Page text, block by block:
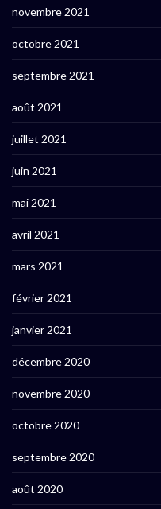
novembre 2021
octobre 2021
septembre 2021
août 2021
juillet 2021
juin 2021
mai 2021
avril 2021
mars 2021
février 2021
janvier 2021
décembre 2020
novembre 2020
octobre 2020
septembre 2020
août 2020